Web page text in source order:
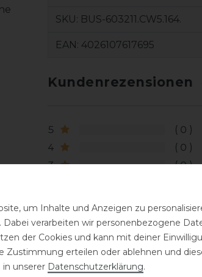
SKU: BUS-603211.CW5.164.
EAN: 4026107617695
Kundenrezensionen
5
0
4
0
3
0
um Inhalte und Anzeigen zu
verarbeiten wir personenbezogene
der Cookies und kann mit deiner
Zustimmung erteilen oder ablehnen und
unserer Daten­schutz­erklärung.